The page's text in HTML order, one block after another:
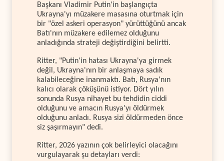
Başkanı Vladimir Putin'in başlangıçta
Ukrayna'yı müzakere masasına oturtmak için
bir "özel askeri operasyon" yürüttüğünü ancak
Batı'nın müzakere edilemez olduğunu
anladığında strateji değiştirdiğini belirtti.
Ritter, "Putin'in hatası Ukrayna'ya girmek
değil, Ukrayna'nın bir anlaşmaya sadık
kalabileceğine inanmaktı. Batı, Rusya'nın
kalıcı olarak çöküşünü istiyor. Dört yılın
sonunda Rusya nihayet bu tehdidin ciddi
olduğunu ve amacın Rusya'yı öldürmek
olduğunu anladı. Rusya sizi öldürmeden önce
siz şaşırmayın" dedi.
Ritter, 2026 yazının çok belirleyici olacağını
vurgulayarak şu detayları verdi: